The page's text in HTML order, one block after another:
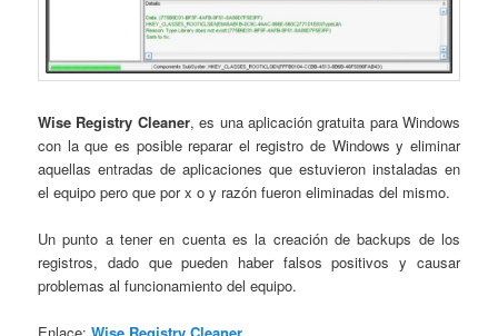
Wise Registry Cleaner, es una aplicación gratuita para Windows
con la que es posible reparar el registro de Windows y eliminar
aquellas entradas de aplicaciones que estuvieron instaladas en
el equipo pero que por x o y razón fueron eliminadas del mismo.
Un punto a tener en cuenta es la creación de backups de los
registros, dado que pueden haber falsos positivos y causar
problemas al funcionamiento del equipo.